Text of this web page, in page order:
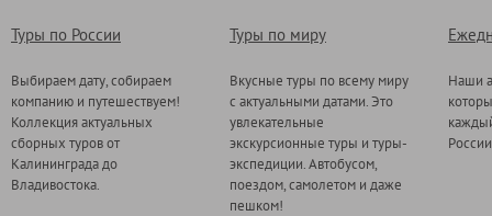
Туры по России
Выбираем дату, собираем
компанию и путешествуем!
Коллекция актуальных
сборных туров от
Калининграда до
Владивостока.
Туры по миру
Вкусные туры по всему миру
с актуальными датами. Это
увлекательные
экскурсионные туры и туры-
экспедиции. Автобусом,
поездом, самолетом и даже
пешком!
Наши